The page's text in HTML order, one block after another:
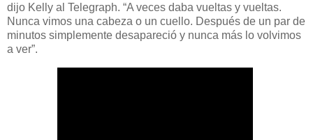
dijo Kelly al Telegraph. “A veces daba vueltas y vueltas.
Nunca vimos una cabeza o un cuello. Después de un par de
minutos simplemente desapareció y nunca más lo volvimos
a ver”.